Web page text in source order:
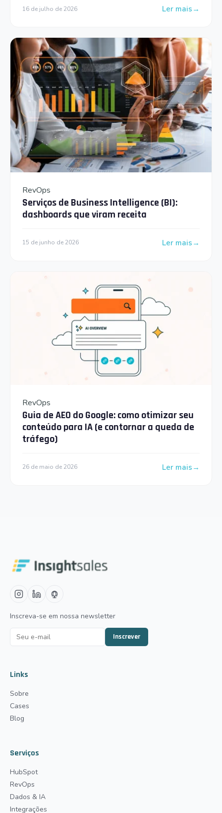
16 de julho de 2026 Ler mais
: Go to Market:
RevOps
Serviços de Business Intelligence (BI):
dashboards que viram receita
15 de junho de 2026 Ler mais
: Serviços de
RevOps
Guia de AEO do Google: como otimizar seu
conteúdo para IA (e contornar a queda de
tráfego)
26 de maio de 2026 Ler mais
: Guia de AEO
Inscreva-se em nossa newsletter
Inscrever
Links
Sobre
Cases
Blog
Serviços
HubSpot
RevOps
Dados & IA
Integrações